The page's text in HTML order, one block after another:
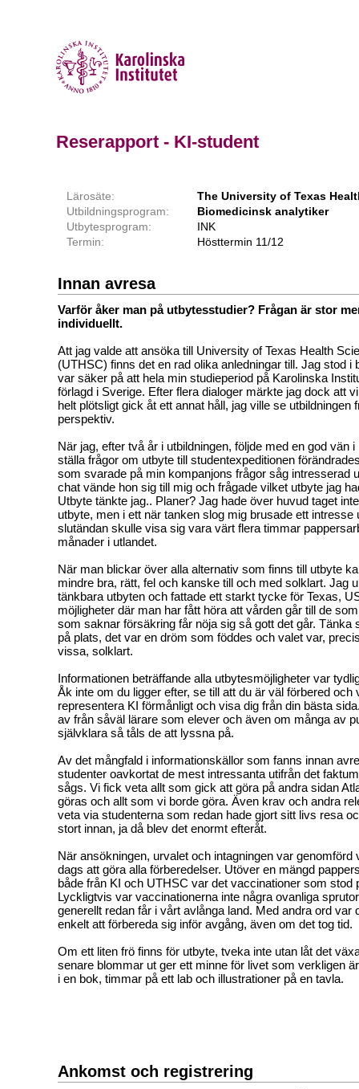
Reserapport - KI-student
Lärosäte:
The University of Texas
Utbildningsprogram:
Biomedicinsk analytiker
Utbytesprogram:
INK
Termin:
Hösttermin 11/12
Innan avresa
Varför åker man på utbytesstudier? Frågan är stor
individuellt.
Att jag valde att ansöka till University of Texas Health
(UTHSC) finns det en rad olika anledningar till. Jag stod i
var säker på att hela min studieperiod på Karolinska
förlagd i Sverige. Efter flera dialoger märkte jag dock att
helt plötsligt gick åt ett annat håll, jag ville se utbildningen
perspektiv.
När jag, efter två år i utbildningen, följde med en god vän
ställa frågor om utbyte till studentexpeditionen
som svarade på min kompanjons frågor såg intresserad
chat vände hon sig till mig och frågade vilket utbyte jag
Utbyte tänkte jag.. Planer? Jag hade över huvud taget
utbyte, men i ett när tanken slog mig brusade ett intresse
slutändan skulle visa sig vara värt flera timmar
månader i utlandet.
När man blickar över alla alternativ som finns till utbyte
mindre bra, rätt, fel och kanske till och med solklart. Jag
tänkbara utbyten och fattade ett starkt tycke för Texas,
möjligheter där man har fått höra att vården går till de
som saknar försäkring får nöja sig så gott det går. Tänka
på plats, det var en dröm som föddes och valet var,
vissa, solklart.
Informationen beträffande alla utbytesmöjligheter var
Åk inte om du ligger efter, se till att du är väl förbered och
representera KI förmånligt och visa dig från din bästa
av från såväl lärare som elever och även om många av
självklara så tåls de att lyssna på.
Av det mångfald i informationskällor som fanns innan
studenter oavkortat de mest intressanta utifrån det
sågs. Vi fick veta allt som gick att göra på andra sidan
göras och allt som vi borde göra. Även krav och andra
veta via studenterna som redan hade gjort sitt livs resa
stort innan, ja då blev det enormt efteråt.
När ansökningen, urvalet och intagningen var genomförd
dags att göra alla förberedelser. Utöver en mängd
både från KI och UTHSC var det vaccinationer som stod
Lyckligtvis var vaccinationerna inte några ovanliga
generellt redan får i vårt avlånga land. Med andra ord var
enkelt att förbereda sig inför avgång, även om det tog tid.
Om ett liten frö finns för utbyte, tveka inte utan låt det
senare blommar ut ger ett minne för livet som verkligen
i en bok, timmar på ett lab och illustrationer på en tavla.
Ankomst och registrering